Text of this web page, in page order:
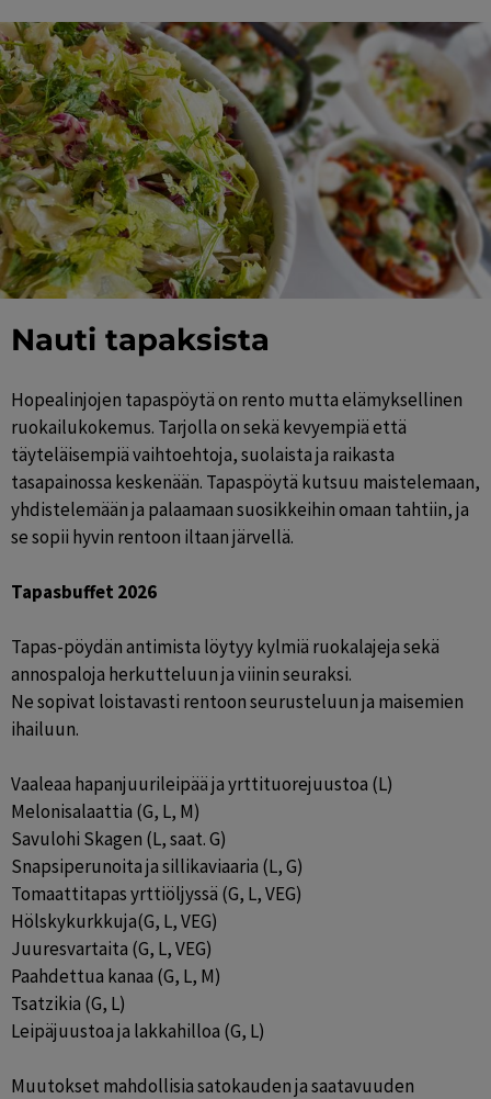
Nauti tapaksista
Hopealinjojen tapaspöytä on rento mutta elämyksellinen
ruokailukokemus. Tarjolla on sekä kevyempiä että
täyteläisempiä vaihtoehtoja, suolaista ja raikasta
tasapainossa keskenään. Tapaspöytä kutsuu maistelemaan,
yhdistelemään ja palaamaan suosikkeihin omaan tahtiin, ja
se sopii hyvin rentoon iltaan järvellä.
Tapasbuffet 2026
Tapas-pöydän antimista löytyy kylmiä ruokalajeja sekä
annospaloja herkutteluun ja viinin seuraksi.
Ne sopivat loistavasti rentoon seurusteluun ja maisemien
ihailuun.
Vaaleaa hapanjuurileipää ja yrttituorejuustoa (L)
Melonisalaattia (G, L, M)
Savulohi Skagen (L, saat. G)
Snapsiperunoita ja sillikaviaaria (L, G)
Tomaattitapas yrttiöljyssä (G, L, VEG)
Hölskykurkkuja(G, L, VEG)
Juuresvartaita (G, L, VEG)
Paahdettua kanaa (G, L, M)
Tsatzikia (G, L)
Leipäjuustoa ja lakkahilloa (G, L)
Muutokset mahdollisia satokauden ja saatavuuden